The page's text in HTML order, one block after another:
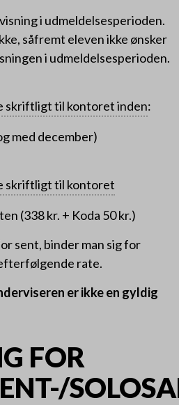
i udmeldelsesperioden.
såfremt eleven ikke ønsker
i udmeldelsesperioden.
skriftligt til kontoret inden:
med december)
skriftligt til kontoret
(338 kr. + Koda 50 kr.)
sent, binder man sig for
rate.
er ikke en gyldig
FOR